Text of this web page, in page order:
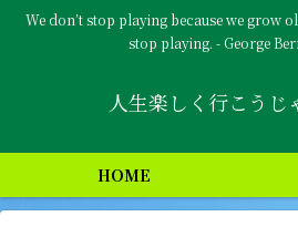
We don’t stop playing because we grow
stop playing. - George
人生楽しく行こうじ
HOME